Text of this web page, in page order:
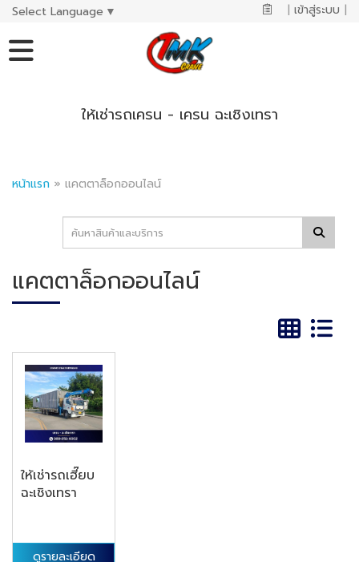
Select Language ▼ | เข้าสู่ระบบ |
ให้เช่ารถเครน - เครน ฉะเชิงเทรา
หน้าแรก » แคตตาล็อกออนไลน์
แคตตาล็อกออนไลน์
ให้เช่ารถเฮี๊ยบ
ฉะเชิงเทรา
ดูรายละเอียด